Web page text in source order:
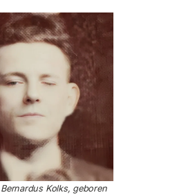
Kolks, geboren